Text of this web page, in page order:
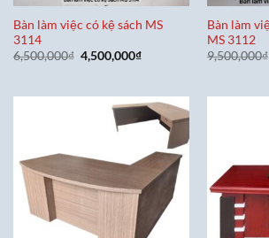
Bàn làm việc có kệ sách MS
3114
6,500,000₫ Giá
gốc
4,500,000₫Giá
4,500,000₫.
Bàn làm
MS 3112
9,500,000₫